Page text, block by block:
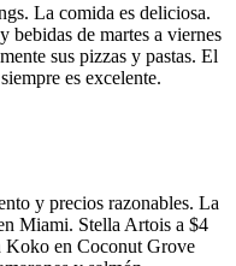
La comida es deliciosa.
bebidas de martes a viernes
sus pizzas y pastas. El
es excelente.
y precios razonables. La
Miami. Stella Artois a $4
Koko en Coconut Grove